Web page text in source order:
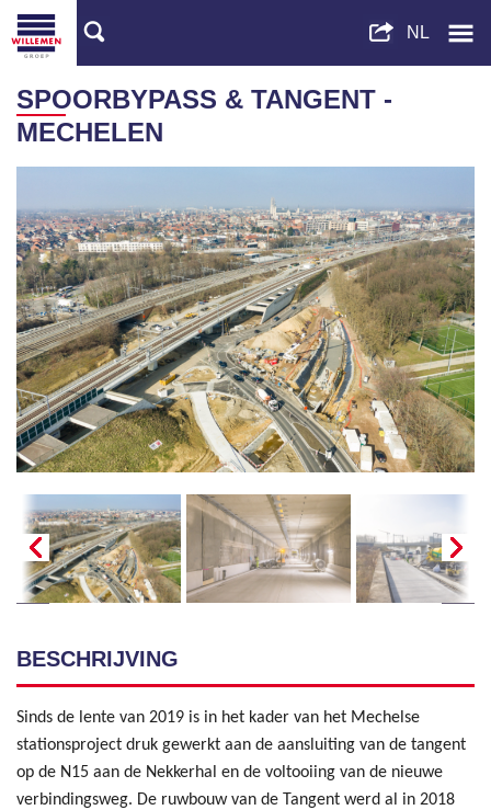
SPOORBYPASS & TANGENT -
MECHELEN
BESCHRIJVING
Sinds de lente van 2019 is in het kader van het Mechelse
stationsproject druk gewerkt aan de aansluiting van de tangent
op de N15 aan de Nekkerhal en de voltooiing van de nieuwe
verbindingsweg. De ruwbouw van de Tangent werd al in 2018